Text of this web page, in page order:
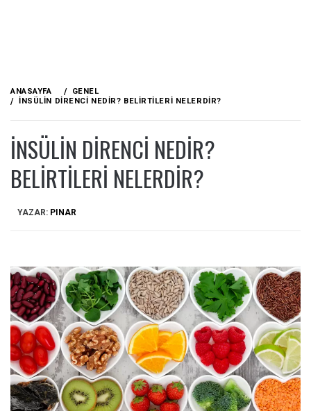
ANASAYFA
GENEL
İNSÜLIN DIRENCI NEDIR? BELIRTILERI NELERDIR?
İNSÜLIN DIRENCI NEDIR?
BELIRTILERI NELERDIR?
YAZAR: PINAR